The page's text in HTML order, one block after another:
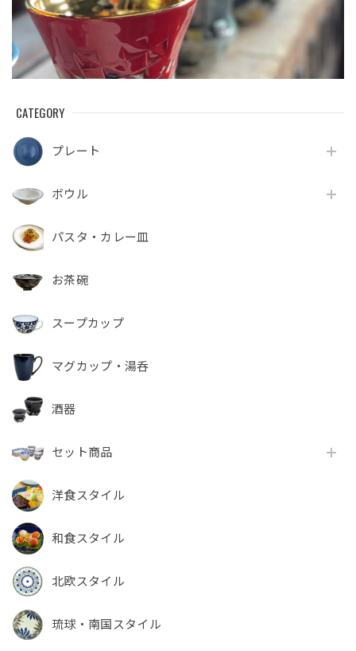
CATEGORY
プレート
ボウル
パスタ・カレー皿
お茶碗
スープカップ
マグカップ・湯呑
酒器
セット商品
洋食スタイル
和食スタイル
北欧スタイル
琉球・南国スタイル